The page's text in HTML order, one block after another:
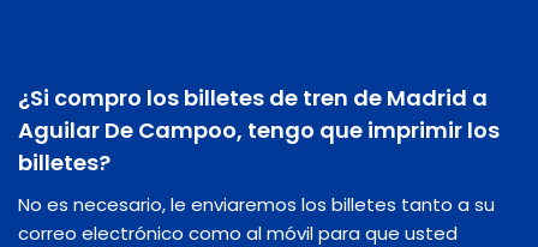
¿Si compro los billetes de tren de Madrid a
Aguilar De Campoo, tengo que imprimir los
billetes?
No es necesario, le enviaremos los billetes tanto a su
correo electrónico como al móvil para que usted